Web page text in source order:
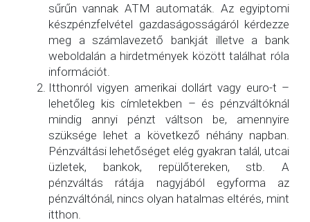
sűrűn vannak ATM automaták. Az egyiptomi
készpénzfelvétel gazdaságosságáról kérdezze
meg a számlavezető bankját illetve a bank
weboldalán a hirdetmények között találhat róla
információt.
Itthonról vigyen amerikai dollárt vagy euro-t –
lehetőleg kis címletekben – és pénzváltóknál
mindig annyi pénzt váltson be, amennyire
szüksége lehet a következő néhány napban.
Pénzváltási lehetőséget elég gyakran talál, utcai
üzletek, bankok, repülőtereken, stb. A
pénzváltás rátája nagyjából egyforma az
pénzváltónál, nincs olyan hatalmas eltérés, mint
itthon.